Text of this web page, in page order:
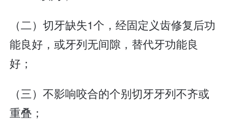
（二）切牙缺失1个，经固定义齿修复后功
能良好，或牙列无间隙，替代牙功能良
好；
（三）不影响咬合的个别切牙牙列不齐或
重叠；